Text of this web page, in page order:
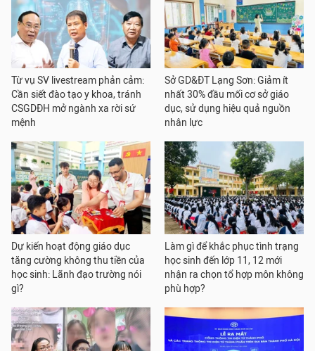
Từ vụ SV livestream phản cảm:
Cần siết đào tạo y khoa, tránh
CSGDĐH mở ngành xa rời sứ
mệnh
Sở GD&ĐT Lạng Sơn: Giảm ít
nhất 30% đầu mối cơ sở giáo
dục, sử dụng hiệu quả nguồn
nhân lực
Dự kiến hoạt động giáo dục
tăng cường không thu tiền của
học sinh: Lãnh đạo trường nói
gì?
Làm gì để khắc phục tình trạng
học sinh đến lớp 11, 12 mới
nhận ra chọn tổ hợp môn không
phù hợp?